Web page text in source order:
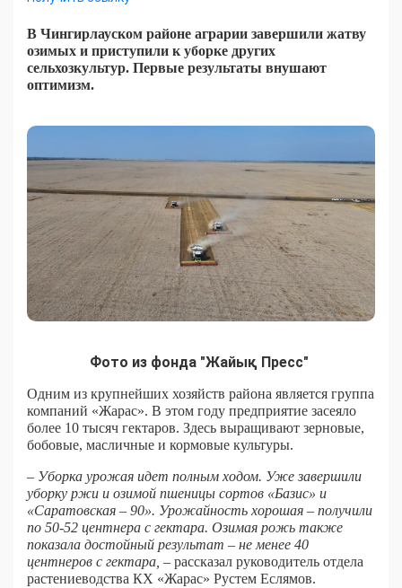
В Чингирлауском районе аграрии завершили жатву
озимых и приступили к уборке других
сельхозкультур. Первые результаты внушают
оптимизм.
Фото из фонда "Жайық Пресс"
Одним из крупнейших хозяйств района является группа
компаний «Жарас». В этом году предприятие засеяло
более 10 тысяч гектаров. Здесь выращивают зерновые,
бобовые, масличные и кормовые культуры.
– Уборка урожая идет полным ходом. Уже завершили
уборку ржи и озимой пшеницы сортов «Базис» и
«Саратовская – 90». Урожайность хорошая – получили
по 50-52 центнера с гектара. Озимая рожь также
показала достойный результат – не менее 40
центнеров с гектара, – рассказал руководитель отдела
растениеводства КХ «Жарас» Рустем Еслямов.